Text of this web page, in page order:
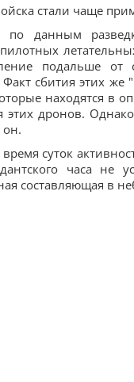
стали чаще
данным
подальше
Факт сбития этих
находятся в
дронов.
он.
время суток
часа не
составляющая в